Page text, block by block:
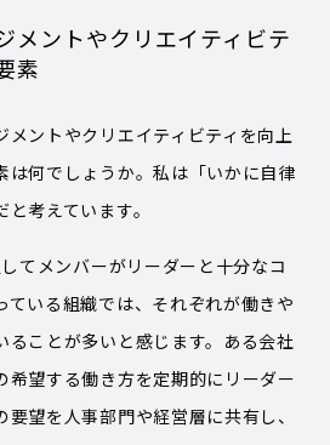
メントやクリエイティビテ
素
メントやクリエイティビティを向上
は何でしょうか。私は「いかに自律
考えています。
てメンバーがリーダーと十分なコ
ている組織では、それぞれが働きや
ることが多いと感じます。ある会社
希望する働き方を定期的にリーダー
望を人事部門や経営層に共有し、